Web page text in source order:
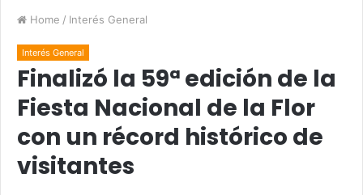
Home / Interés General
Interés General
Finalizó la 59ª edición de la
Fiesta Nacional de la Flor
con un récord histórico de
visitantes